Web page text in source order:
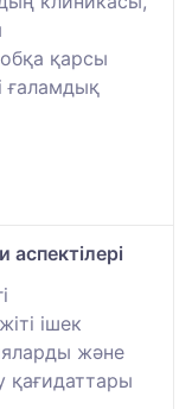
қарсы
ғаламдық
ішек
және
қағидаттары